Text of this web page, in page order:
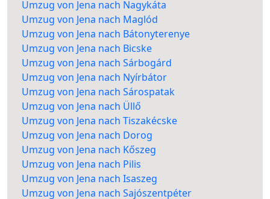
Umzug von Jena nach Nagykáta
Umzug von Jena nach Maglód
Umzug von Jena nach Bátonyterenye
Umzug von Jena nach Bicske
Umzug von Jena nach Sárbogárd
Umzug von Jena nach Nyírbátor
Umzug von Jena nach Sárospatak
Umzug von Jena nach Üllő
Umzug von Jena nach Tiszakécske
Umzug von Jena nach Dorog
Umzug von Jena nach Kőszeg
Umzug von Jena nach Pilis
Umzug von Jena nach Isaszeg
Umzug von Jena nach Sajószentpéter